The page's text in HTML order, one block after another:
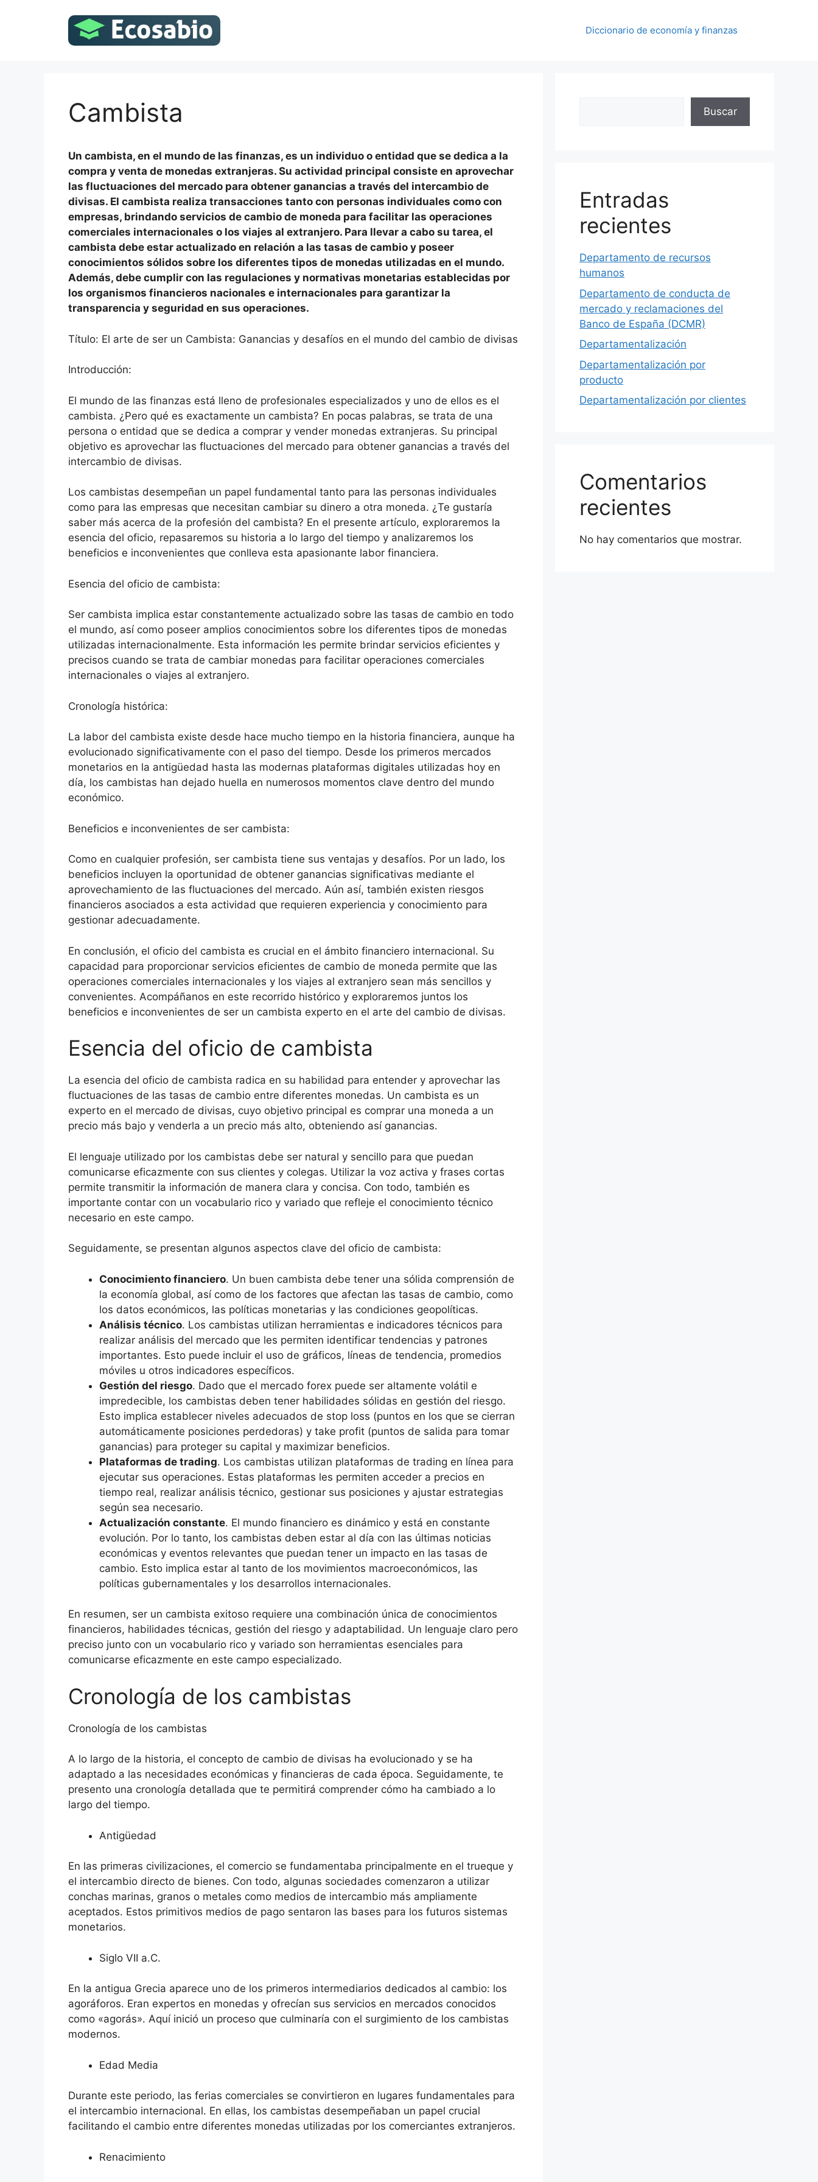
Diccionario de economía y finanzas
Cambista
Un cambista, en el mundo de las finanzas, es un individuo o entidad que se dedica a la
compra y venta de monedas extranjeras. Su actividad principal consiste en aprovechar
las fluctuaciones del mercado para obtener ganancias a través del intercambio de
divisas. El cambista realiza transacciones tanto con personas individuales como con
empresas, brindando servicios de cambio de moneda para facilitar las operaciones
comerciales internacionales o los viajes al extranjero. Para llevar a cabo su tarea, el
cambista debe estar actualizado en relación a las tasas de cambio y poseer
conocimientos sólidos sobre los diferentes tipos de monedas utilizadas en el mundo.
Además, debe cumplir con las regulaciones y normativas monetarias establecidas por
los organismos financieros nacionales e internacionales para garantizar la
transparencia y seguridad en sus operaciones.
Título: El arte de ser un Cambista: Ganancias y desafíos en el mundo del cambio de divisas
Introducción:
El mundo de las finanzas está lleno de profesionales especializados y uno de ellos es el
cambista. ¿Pero qué es exactamente un cambista? En pocas palabras, se trata de una
persona o entidad que se dedica a comprar y vender monedas extranjeras. Su principal
objetivo es aprovechar las fluctuaciones del mercado para obtener ganancias a través del
intercambio de divisas.
Los cambistas desempeñan un papel fundamental tanto para las personas individuales
como para las empresas que necesitan cambiar su dinero a otra moneda. ¿Te gustaría
saber más acerca de la profesión del cambista? En el presente artículo, exploraremos la
esencia del oficio, repasaremos su historia a lo largo del tiempo y analizaremos los
beneficios e inconvenientes que conlleva esta apasionante labor financiera.
Esencia del oficio de cambista:
Ser cambista implica estar constantemente actualizado sobre las tasas de cambio en todo
el mundo, así como poseer amplios conocimientos sobre los diferentes tipos de monedas
utilizadas internacionalmente. Esta información les permite brindar servicios eficientes y
precisos cuando se trata de cambiar monedas para facilitar operaciones comerciales
internacionales o viajes al extranjero.
Cronología histórica:
La labor del cambista existe desde hace mucho tiempo en la historia financiera, aunque ha
evolucionado significativamente con el paso del tiempo. Desde los primeros mercados
monetarios en la antigüedad hasta las modernas plataformas digitales utilizadas hoy en
día, los cambistas han dejado huella en numerosos momentos clave dentro del mundo
económico.
Beneficios e inconvenientes de ser cambista:
Como en cualquier profesión, ser cambista tiene sus ventajas y desafíos. Por un lado, los
beneficios incluyen la oportunidad de obtener ganancias significativas mediante el
aprovechamiento de las fluctuaciones del mercado. Aún así, también existen riesgos
financieros asociados a esta actividad que requieren experiencia y conocimiento para
gestionar adecuadamente.
En conclusión, el oficio del cambista es crucial en el ámbito financiero internacional. Su
capacidad para proporcionar servicios eficientes de cambio de moneda permite que las
operaciones comerciales internacionales y los viajes al extranjero sean más sencillos y
convenientes. Acompáñanos en este recorrido histórico y exploraremos juntos los
beneficios e inconvenientes de ser un cambista experto en el arte del cambio de divisas.
Esencia del oficio de cambista
La esencia del oficio de cambista radica en su habilidad para entender y aprovechar las
fluctuaciones de las tasas de cambio entre diferentes monedas. Un cambista es un
experto en el mercado de divisas, cuyo objetivo principal es comprar una moneda a un
precio más bajo y venderla a un precio más alto, obteniendo así ganancias.
El lenguaje utilizado por los cambistas debe ser natural y sencillo para que puedan
comunicarse eficazmente con sus clientes y colegas. Utilizar la voz activa y frases cortas
permite transmitir la información de manera clara y concisa. Con todo, también es
importante contar con un vocabulario rico y variado que refleje el conocimiento técnico
necesario en este campo.
Seguidamente, se presentan algunos aspectos clave del oficio de cambista:
Conocimiento financiero. Un buen cambista debe tener una sólida comprensión de
la economía global, así como de los factores que afectan las tasas de cambio, como
los datos económicos, las políticas monetarias y las condiciones geopolíticas.
Análisis técnico. Los cambistas utilizan herramientas e indicadores técnicos para
realizar análisis del mercado que les permiten identificar tendencias y patrones
importantes. Esto puede incluir el uso de gráficos, líneas de tendencia, promedios
móviles u otros indicadores específicos.
Gestión del riesgo. Dado que el mercado forex puede ser altamente volátil e
impredecible, los cambistas deben tener habilidades sólidas en gestión del riesgo.
Esto implica establecer niveles adecuados de stop loss (puntos en los que se cierran
automáticamente posiciones perdedoras) y take profit (puntos de salida para tomar
ganancias) para proteger su capital y maximizar beneficios.
Plataformas de trading. Los cambistas utilizan plataformas de trading en línea para
ejecutar sus operaciones. Estas plataformas les permiten acceder a precios en
tiempo real, realizar análisis técnico, gestionar sus posiciones y ajustar estrategias
según sea necesario.
Actualización constante. El mundo financiero es dinámico y está en constante
evolución. Por lo tanto, los cambistas deben estar al día con las últimas noticias
económicas y eventos relevantes que puedan tener un impacto en las tasas de
cambio. Esto implica estar al tanto de los movimientos macroeconómicos, las
políticas gubernamentales y los desarrollos internacionales.
En resumen, ser un cambista exitoso requiere una combinación única de conocimientos
financieros, habilidades técnicas, gestión del riesgo y adaptabilidad. Un lenguaje claro pero
preciso junto con un vocabulario rico y variado son herramientas esenciales para
comunicarse eficazmente en este campo especializado.
Cronología de los cambistas
Cronología de los cambistas
A lo largo de la historia, el concepto de cambio de divisas ha evolucionado y se ha
adaptado a las necesidades económicas y financieras de cada época. Seguidamente, te
presento una cronología detallada que te permitirá comprender cómo ha cambiado a lo
largo del tiempo.
Antigüedad
En las primeras civilizaciones, el comercio se fundamentaba principalmente en el trueque y
el intercambio directo de bienes. Con todo, algunas sociedades comenzaron a utilizar
conchas marinas, granos o metales como medios de intercambio más ampliamente
aceptados. Estos primitivos medios de pago sentaron las bases para los futuros sistemas
monetarios.
Siglo VII a.C.
En la antigua Grecia aparece uno de los primeros intermediarios dedicados al cambio: los
agoráforos. Eran expertos en monedas y ofrecían sus servicios en mercados conocidos
como «agorás». Aquí inició un proceso que culminaría con el surgimiento de los cambistas
modernos.
Edad Media
Durante este periodo, las ferias comerciales se convirtieron en lugares fundamentales para
el intercambio internacional. En ellas, los cambistas desempeñaban un papel crucial
facilitando el cambio entre diferentes monedas utilizadas por los comerciantes extranjeros.
Renacimiento
Buscar
Entradas
recientes
Departamento de recursos
humanos
Departamento de conducta de
mercado y reclamaciones del
Banco de España (DCMR)
Departamentalización
Departamentalización por
producto
Departamentalización por clientes
Comentarios
recientes
No hay comentarios que mostrar.